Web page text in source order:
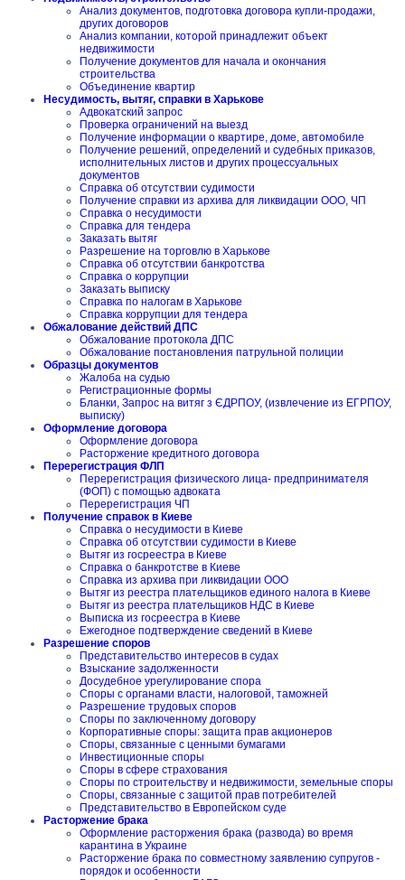
Анализ документов, подготовка договора купли-продажи,
других договоров
Анализ компании, которой принадлежит объект
недвижимости
Получение документов для начала и окончания
строительства
Объединение квартир
Несудимость, вытяг, справки в Харькове
Адвокатский запрос
Проверка ограничений на выезд
Получение информации о квартире, доме, автомобиле
Получение решений, определений и судебных приказов,
исполнительных листов и других процессуальных
документов
Справка об отсутствии судимости
Получение справки из архива для ликвидации ООО, ЧП
Справка о несудимости
Справка для тендера
Заказать вытяг
Разрешение на торговлю в Харькове
Справка об отсутствии банкротства
Справка о коррупции
Заказать выписку
Справка по налогам в Харькове
Справка коррупции для тендера
Обжалование действий ДПС
Обжалование протокола ДПС
Обжалование постановления патрульной полиции
Образцы документов
Жалоба на судью
Регистрационные формы
Бланки, Запрос на витяг з ЄДРПОУ, (извлечение из ЕГРПОУ,
выписку)
Оформление договора
Оформление договора
Расторжение кредитного договора
Перерегистрация ФЛП
Перерегистрация физического лица- предпринимателя
(ФОП) с помощью адвоката
Перерегистрация ЧП
Получение справок в Киеве
Справка о несудимости в Киеве
Справка об отсутствии судимости в Киеве
Вытяг из госреестра в Киеве
Справка о банкротстве в Киеве
Справка из архива при ликвидации ООО
Вытяг из реестра плательщиков единого налога в Киеве
Вытяг из реестра плательщиков НДС в Киеве
Выписка из госреестра в Киеве
Ежегодное подтверждение сведений в Киеве
Разрешение споров
Представительство интересов в судах
Взыскание задолженности
Досудебное урегулирование спора
Споры с органами власти, налоговой, таможней
Разрешение трудовых споров
Споры по заключенному договору
Корпоративные споры: защита прав акционеров
Споры, связанные с ценными бумагами
Инвестиционные споры
Споры в сфере страхования
Споры по строительству и недвижимости, земельные споры
Споры, связанные с защитой прав потребителей
Представительство в Европейском суде
Расторжение брака
Оформление расторжения брака (развода) во время
карантина в Украине
Расторжение брака по совместному заявлению супругов -
порядок и особенности